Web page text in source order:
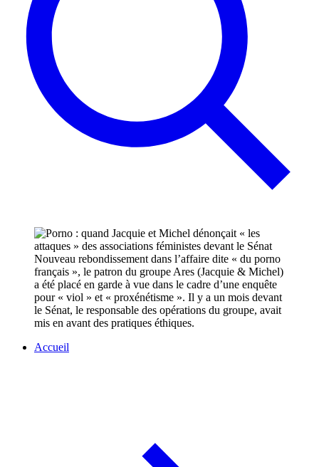
Nouveau rebondissement dans l’affaire dite « du porno
français », le patron du groupe Ares (Jacquie & Michel)
a été placé en garde à vue dans le cadre d’une enquête
pour « viol » et « proxénétisme ». Il y a un mois devant
le Sénat, le responsable des opérations du groupe, avait
mis en avant des pratiques éthiques.
Accueil